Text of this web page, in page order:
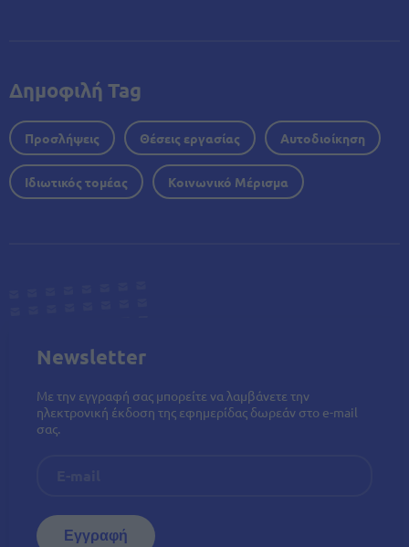
Δημοφιλή Tag
Προσλήψεις Θέσεις εργασίας Αυτοδιοίκηση
Ιδιωτικός τομέας Κοινωνικό Μέρισμα
Newsletter
Με την εγγραφή σας μπορείτε να λαμβάνετε την
ηλεκτρονική έκδοση της εφημερίδας δωρεάν στο e-mail
σας.